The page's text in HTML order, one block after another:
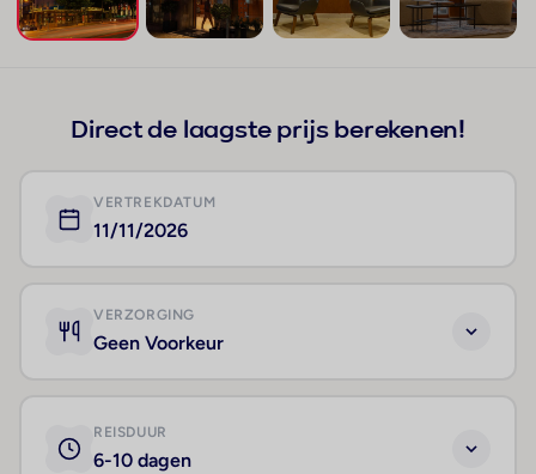
Direct de laagste prijs berekenen!
VERTREKDATUM
11/11/2026
VERZORGING
Geen Voorkeur
REISDUUR
6-10 dagen